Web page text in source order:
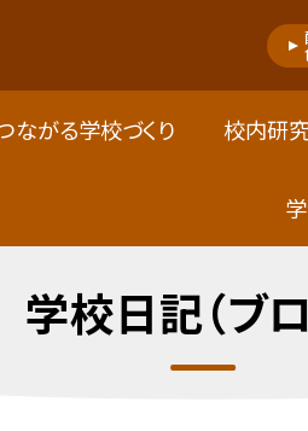
ながる学校づくり 校内研
学校日記（ブロ